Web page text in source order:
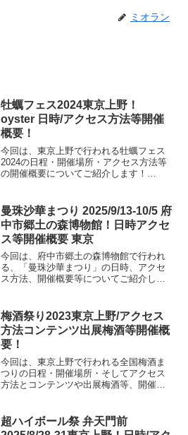
ミオラン
牡蠣フェス2024東京上野！
oyster 日時/アクセス方法等開催
概要！
今回は、東京上野で行われる牡蠣フェス
2024の日程・開催場所・アクセス方法等
の開催概要についてご紹介します！
(...
曼珠沙華まつり 2025/9/13-10/5 府
中市郷土の森博物館！日時アクセ
ス等開催概要 東京
今回は、府中市郷土の森博物館で行われ
る、「曼珠沙華まつり」の日時、アクセ
ス方法、開催概要等についてご紹介しま
り」を開催。40万株の彼岸花が咲き誇り
ます。期間中は...
梅酒祭り2023東京上野/アクセス
方法コンテンツ出展梅酒等開催概
要！
今回は、東京上野で行われる全国梅酒ま
つりの日程・開催場所・そしてアクセス
方法とコンテンツや出展梅酒等、開催概
の酒蔵メーカーが造る梅酒170種類以上を
飲み比べや即売会を...
超ハイボール祭 弁天門前